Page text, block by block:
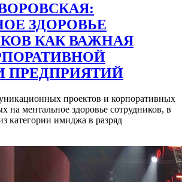
ЗДОРОВЬЕ
КАК ВАЖНАЯ
ПРЕДПРИЯТИЙ
проектов и корпоративных
на ментальное здоровье сотрудников, в
категории имиджа в разряд